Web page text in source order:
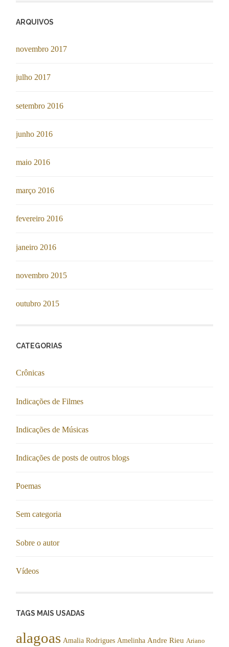
ARQUIVOS
novembro 2017
julho 2017
setembro 2016
junho 2016
maio 2016
março 2016
fevereiro 2016
janeiro 2016
novembro 2015
outubro 2015
CATEGORIAS
Crônicas
Indicações de Filmes
Indicações de Músicas
Indicações de posts de outros blogs
Poemas
Sem categoria
Sobre o autor
Vídeos
TAGS MAIS USADAS
alagoas Amalia Rodrigues Amelinha Andre Rieu Ariano